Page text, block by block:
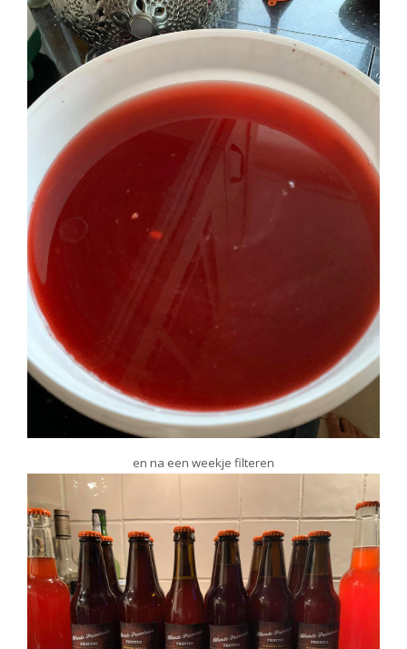
en na een weekje filteren